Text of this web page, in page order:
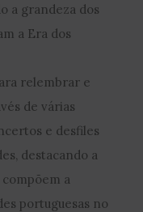
a grandeza dos
a Era dos
relembrar e
de várias
e desfiles
destacando a
compõem a
portuguesas no